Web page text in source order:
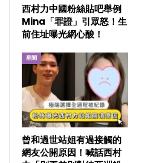
西村力中國粉絲貼吧舉例
Mina「罪證」引眾怒！生
前住址曝光網心酸！
星聞
曾和過世站姐有過接觸的
網友公開原因！喊話西村